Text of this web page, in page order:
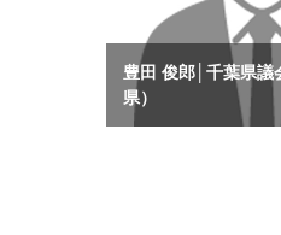
豊田 俊郎│千葉県議
県）